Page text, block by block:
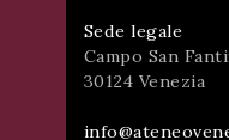
Sede legale
Campo San
30124 Venezia